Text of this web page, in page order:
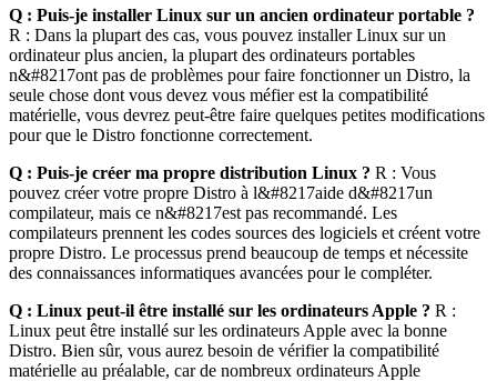
Q : Puis-je installer Linux sur un ancien ordinateur portable ?
R : Dans la plupart des cas, vous pouvez installer Linux sur un
ordinateur plus ancien, la plupart des ordinateurs portables
n&#8217ont pas de problèmes pour faire fonctionner un Distro, la
seule chose dont vous devez vous méfier est la compatibilité
matérielle, vous devrez peut-être faire quelques petites modifications
pour que le Distro fonctionne correctement.
Q : Puis-je créer ma propre distribution Linux ? R : Vous
pouvez créer votre propre Distro à l&#8217aide d&#8217un
compilateur, mais ce n&#8217est pas recommandé. Les
compilateurs prennent les codes sources des logiciels et créent votre
propre Distro. Le processus prend beaucoup de temps et nécessite
des connaissances informatiques avancées pour le compléter.
Q : Linux peut-il être installé sur les ordinateurs Apple ? R :
Linux peut être installé sur les ordinateurs Apple avec la bonne
Distro. Bien sûr, vous aurez besoin de vérifier la compatibilité
matérielle au préalable, car de nombreux ordinateurs Apple